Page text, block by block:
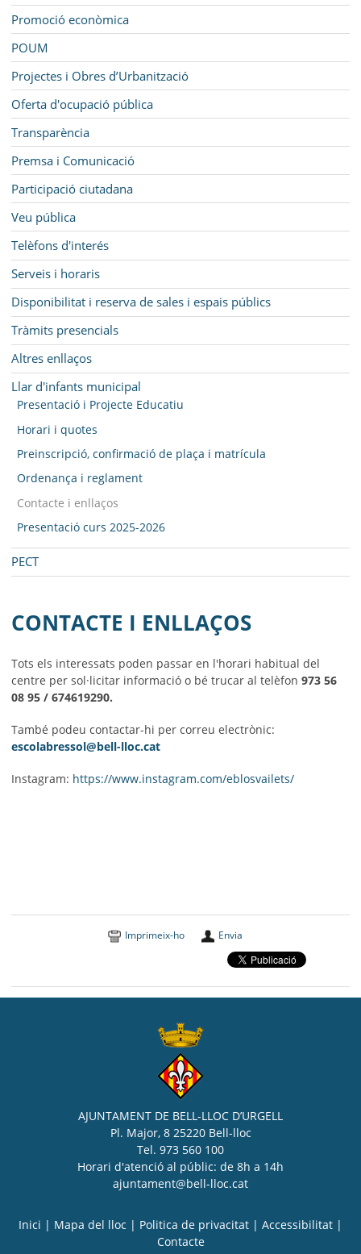
Promoció econòmica
POUM
Projectes i Obres d’Urbanització
Oferta d'ocupació pública
Transparència
Premsa i Comunicació
Participació ciutadana
Veu pública
Telèfons d'interés
Serveis i horaris
Disponibilitat i reserva de sales i espais públics
Tràmits presencials
Altres enllaços
Llar d'infants municipal
Presentació i Projecte Educatiu
Horari i quotes
Preinscripció, confirmació de plaça i matrícula
Ordenança i reglament
Contacte i enllaços
Presentació curs 2025-2026
PECT
CONTACTE I ENLLAÇOS
Tots els interessats poden passar en l'horari habitual del
centre per sol·licitar informació o bé trucar al telèfon973 56
08 95 / 674619290.
També podeu contactar-hi per correu electrònic:
escolabressol@bell-lloc.cat
Instagram: https://www.instagram.com/eblosvailets/
Imprimeix-ho Envia
AJUNTAMENT DE BELL-LLOC D’URGELL
Pl. Major, 8 25220 Bell-lloc
Tel. 973 560 100
Horari d'atenció al públic: de 8h a 14h
ajuntament@bell-lloc.cat
Inici | Mapa del lloc | Politica de privacitat | Accessibilitat |
Contacte